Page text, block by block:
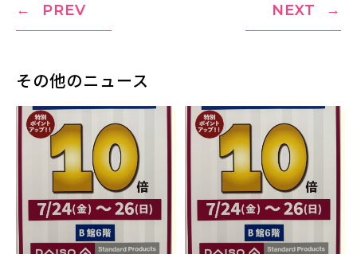
PREV NEXT
その他のニュース